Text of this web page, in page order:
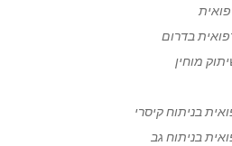
בדרום
מוחין
בניתוח קיסרי
בניתוח גב